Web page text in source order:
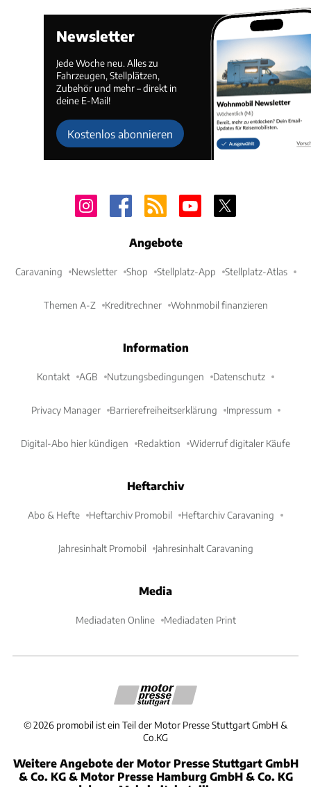
Newsletter
Jede Woche neu. Alles zu
Fahrzeugen, Stellplätzen,
Zubehör und mehr – direkt in
deine E-Mail!
Kostenlos abonnieren
Angebote
Caravaning Newsletter Shop Stellplatz-App Stellplatz-Atlas
Themen A-Z Kreditrechner Wohnmobil finanzieren
Information
Kontakt AGB Nutzungsbedingungen Datenschutz
Privacy Manager Barrierefreiheitserklärung Impressum
Digital-Abo hier kündigen Redaktion Widerruf digitaler Käufe
Heftarchiv
Abo & Hefte Heftarchiv Promobil Heftarchiv Caravaning
Jahresinhalt Promobil Jahresinhalt Caravaning
Media
Mediadaten Online Mediadaten Print
©2026 promobil ist ein Teil der Motor Presse Stuttgart GmbH &
Co.KG
Weitere Angebote der Motor Presse Stuttgart GmbH
& Co. KG & Motor Presse Hamburg GmbH & Co. KG